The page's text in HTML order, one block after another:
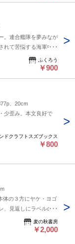
。連合艦隊を夢みなが
れて苦悩する海軍中尉
ふくろう
￥900
、20cm
少歪み。本文良好で
ドクラフトスズブックス
￥800
体の３方にヤケ・ヨゴ
、見返しにラベルのは
麦の秋書房
￥2,000